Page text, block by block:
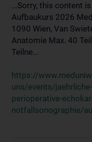
...Sorry, this content
Aufbaukurs 2026
1090 Wien, Van
Anatomie Max. 40
Teilne...
https://
uns/events/
perioperative-
notfallsonographie/